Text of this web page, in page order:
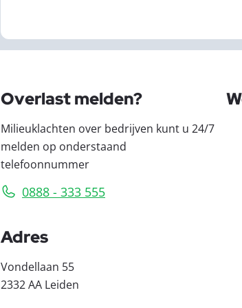
Overlast melden?
Milieuklachten over bedrijven kunt u 24/7
melden op onderstaand
telefoonnummer
0888 - 333 555
Adres
Vondellaan 55
2332 AA Leiden